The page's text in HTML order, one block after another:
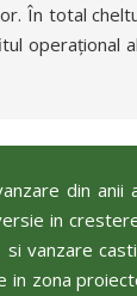
În total
operațional
din anii
in
vanzare
in zona